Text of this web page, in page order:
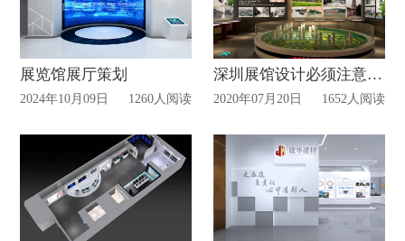
展览馆展厅策划
2024年10月09日 1260人阅读
深圳展馆设计必须注意事项?
2020年07月20日 1652人阅读